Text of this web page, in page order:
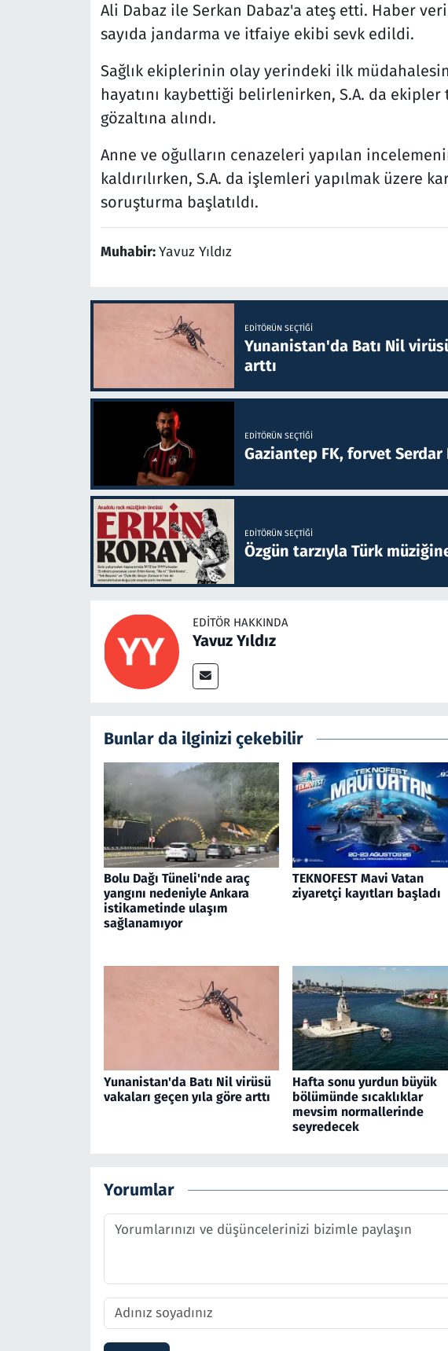
Ali Dabaz ile Serkan Dabaz'a ateş etti. Haber
sayıda jandarma ve itfaiye ekibi sevk edildi.
Sağlık ekiplerinin olay yerindeki ilk
hayatını kaybettiği belirlenirken, S.A. da ekipler
gözaltına alındı.
Anne ve oğulların cenazeleri yapılan
kaldırılırken, S.A. da işlemleri yapılmak üzere
soruşturma başlatıldı.
Muhabir:Yavuz Yıldız
EDITÖRÜN SEÇTIĞI
Yunanistan'da Batı Nil
arttı
EDITÖRÜN SEÇTIĞI
Gaziantep FK, forvet
EDITÖRÜN SEÇTIĞI
Özgün tarzıyla Türk
EDITÖR HAKKINDA
Yavuz Yıldız
Bunlar da ilginizi çekebilir
Bolu Dağı Tüneli'nde araç
yangını nedeniyle Ankara
istikametinde ulaşım
sağlanamıyor
TEKNOFEST Mavi Vatan
ziyaretçi kayıtları başladı
Yunanistan'da Batı Nil virüsü
vakaları geçen yıla göre arttı
Hafta sonu yurdun büyük
bölümünde sıcaklıklar
mevsim normallerinde
seyredecek
Yorumlar